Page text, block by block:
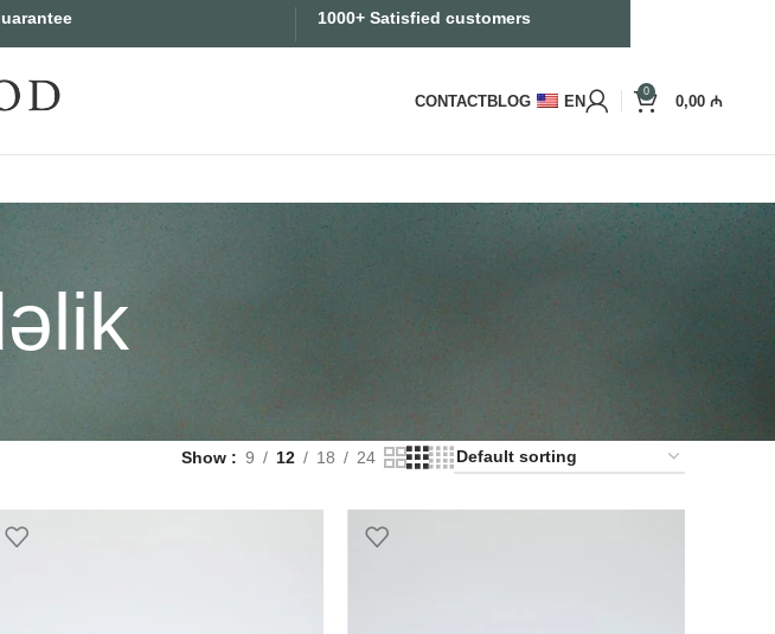
CONTACTBLOG EN
0
0,00₼
Show 9 12 18 24
1000+ Satisfied customers